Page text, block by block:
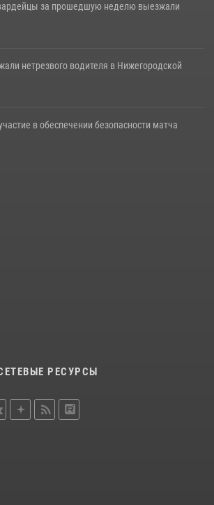
за прошедшую неделю выезжали
нетрезвого водителя в Нижегородской
в обеспечении безопасности матча
РЕСУРСЫ